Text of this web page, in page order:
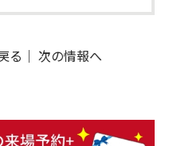
る ｜ 次の情報へ